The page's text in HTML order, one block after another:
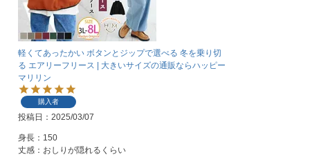
軽くてあったかい ボタンとジップで選べる 冬を乗り切
る エアリーフリース | 大きいサイズの通販ならハッピー
マリリン
購入者
投稿日 2025/03/07
身長：150
丈感：おしりが隠れるくらい